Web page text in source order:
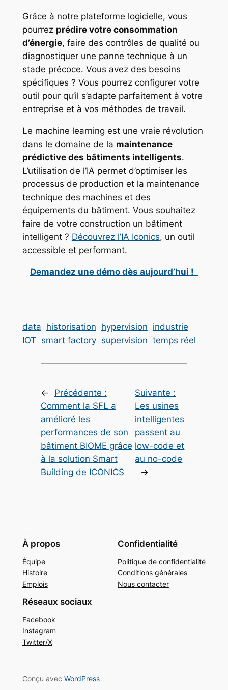
Grâce à notre plateforme logicielle, vous
pourrez prédire votre consommation
d’énergie, faire des contrôles de qualité ou
diagnostiquer une panne technique à un
stade précoce. Vous avez des besoins
spécifiques ? Vous pourrez configurer votre
outil pour qu’il s’adapte parfaitement à votre
entreprise et à vos méthodes de travail.
Le machine learning est une vraie révolution
dans le domaine de la maintenance
prédictive des bâtiments intelligents.
L’utilisation de l’IA permet d’optimiser les
processus de production et la maintenance
technique des machines et des
équipements du bâtiment. Vous souhaitez
faire de votre construction un bâtiment
intelligent ? Découvrez l’IA Iconics, un outil
accessible et performant.
Demandez une démo dès aujourd’hui !
data historisation hypervision industrie
IOT smart factory supervision temps réel
←
Précédente :
Comment la SFL a
amélioré les
performances de son
bâtiment BIOME grâce
à la solution Smart
Building de ICONICS
Suivante :
Les usines
intelligentes
passent au
low-code et
au no-code
→
À propos
Équipe
Histoire
Emplois
Confidentialité
Politique de confidentialité
Conditions générales
Nous contacter
Réseaux sociaux
Facebook
Instagram
Twitter/X
Conçu avec WordPress